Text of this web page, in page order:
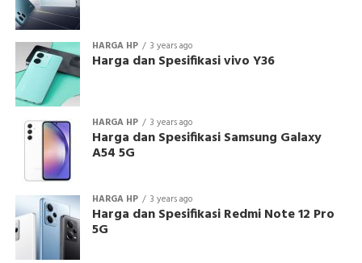
HARGA HP 3 years ago
Harga dan Spesifikasi vivo Y36
HARGA HP 3 years ago
Harga dan Spesifikasi Samsung Galaxy
A54 5G
HARGA HP 3 years ago
Harga dan Spesifikasi Redmi Note 12 Pro
5G